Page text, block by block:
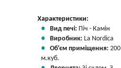
Характеристики:
Вид печі: Піч - Камін
Виробник: La Nordica
Об'єм приміщення:
м.куб.